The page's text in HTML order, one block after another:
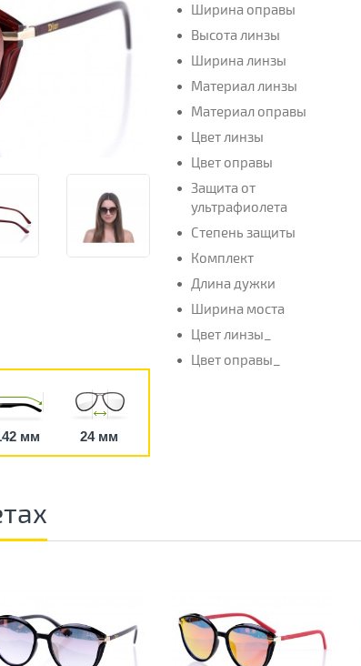
мм 24 мм
Ширина оправы
Высота линзы
Ширина линзы
Материал линзы
Материал оправы
Цвет линзы
Цвет оправы
Защита от
ультрафиолета
Степень защиты
Комплект
Длина дужки
Ширина моста
Цвет линзы_
Цвет оправы_